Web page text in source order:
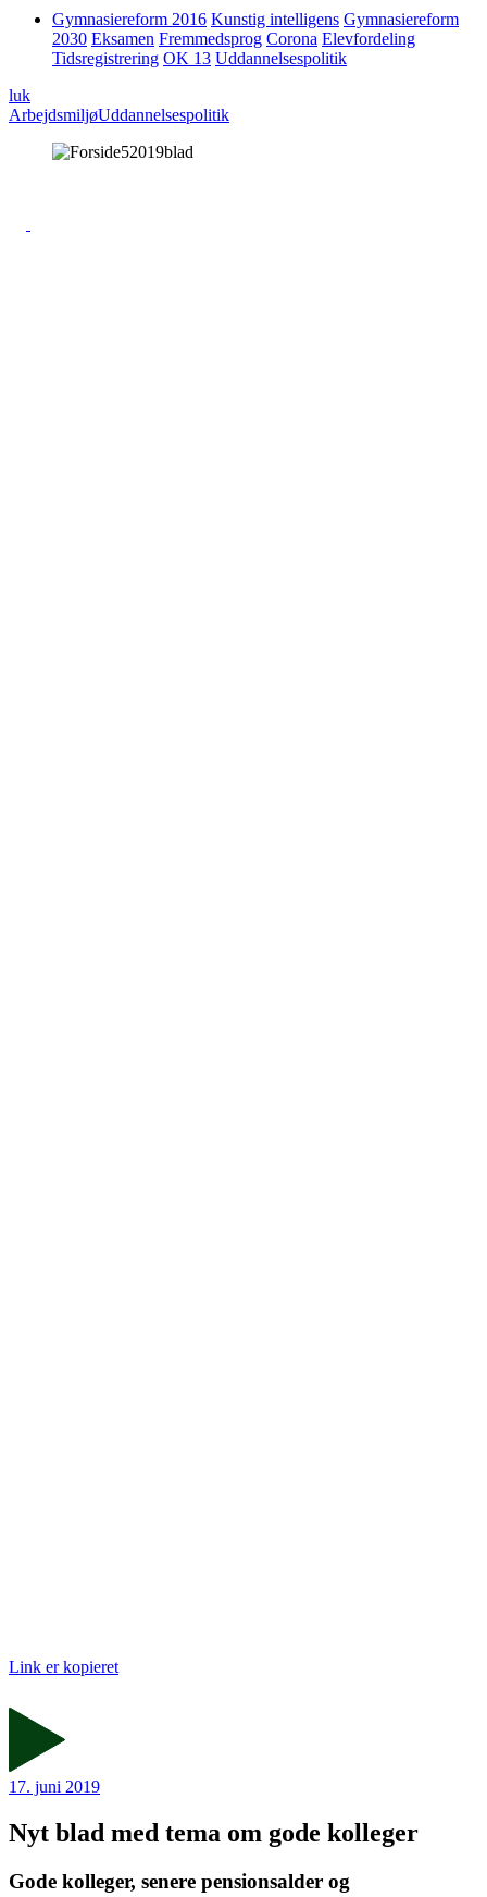
Gymnasiereform 2016 Kunstig intelligens Gymnasiereform
2030 Eksamen Fremmedsprog Corona Elevfordeling
Tidsregistrering OK 13 Uddannelsespolitik
luk
ArbejdsmiljøUddannelsespolitik
Link er kopieret
17. juni 2019
Nyt blad med tema om gode kolleger
Gode kolleger, senere pensionsalder og